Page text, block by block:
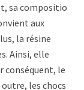
sa composition
aux
la résine
Ainsi, elle
conséquent, le
les chocs